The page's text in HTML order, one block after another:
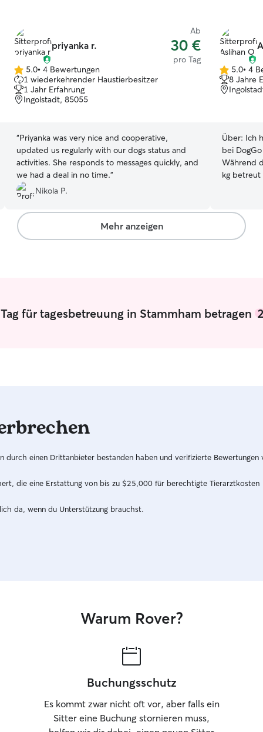
priyanka r.
Ab
30 €
pro Tag
5.0
von
5
Sternen
5.0• 4 Bewertungen
1 wiederkehrender Haustierbesitzer
1 Jahr Erfahrung
Ingolstadt, 85055
“Priyanka was very nice and cooperative,
updated us regularly with our dogs status and
activities. She responds to messages quickly, and
we had a deal in no time.”
Nikola P.
5.0
von
5
5.0• 4
8 Jahre
Über: Ich
bei
Während
kg betreut
habe ich
Dank
meinem
🐈‍⬛
Katzen 🐱 als
zu Hause,
Bedarf
des
Mehr anzeigen
für tagesbetreuung in Stammham betragen
durch einen Drittanbieter bestanden haben und verifizierte Bewertungen
die eine Erstattung von bis zu $25,000 für berechtigte Tierarztkosten
da, wenn du Unterstützung brauchst.
Warum Rover?
Buchungsschutz
Es kommt zwar nicht oft vor, aber falls ein
Sitter eine Buchung stornieren muss,